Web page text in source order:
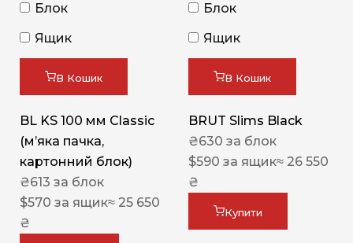
Блок
Ящик
В Кошик
BL KS 100 мм Classic
(м’яка пачка,
картонний блок)
₴613 за блок
$570 за ящик≈ 25 650
₴
Блок
Ящик
В Кошик
BRUT Slims Black
₴630 за блок
$590 за ящик≈ 26 550
₴
Купити